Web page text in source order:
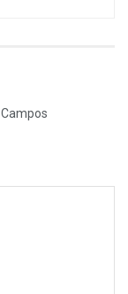
Campos